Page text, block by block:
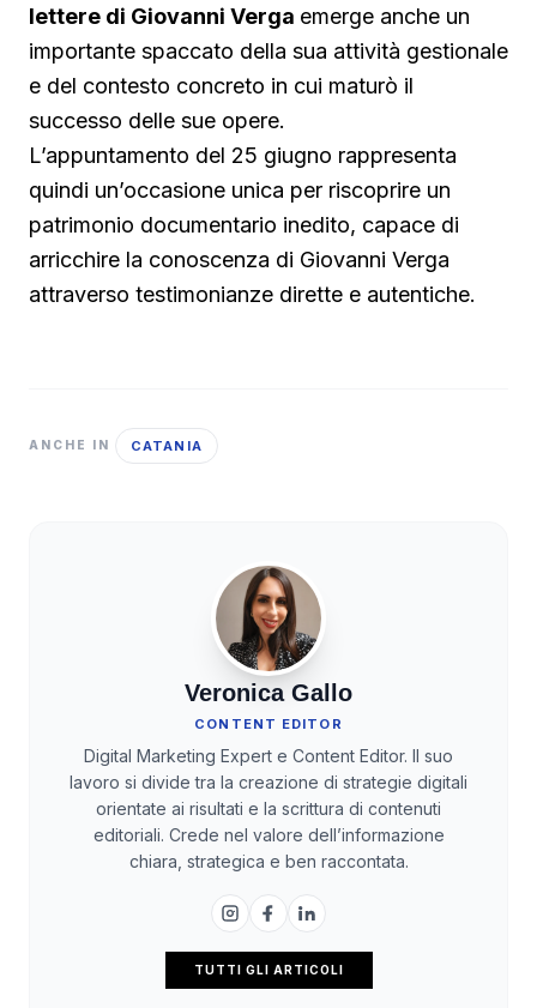
lettere di Giovanni Verga emerge anche un
importante spaccato della sua attività gestionale
e del contesto concreto in cui maturò il
successo delle sue opere.
L’appuntamento del 25 giugno rappresenta
quindi un’occasione unica per riscoprire un
patrimonio documentario inedito, capace di
arricchire la conoscenza di Giovanni Verga
attraverso testimonianze dirette e autentiche.
ANCHE IN CATANIA
Veronica Gallo
CONTENT EDITOR
Digital Marketing Expert e Content Editor. Il suo
lavoro si divide tra la creazione di strategie digitali
orientate ai risultati e la scrittura di contenuti
editoriali. Crede nel valore dell’informazione
chiara, strategica e ben raccontata.
TUTTI GLI ARTICOLI